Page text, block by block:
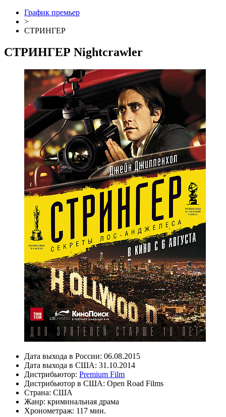
График премьер
>
СТРИНГЕР
СТРИНГЕР Nightcrawler
Дата выхода в России: 06.08.2015
Дата выхода в США: 31.10.2014
Дистрибьютор: Premium Film
Дистрибьютор в США: Open Road Films
Страна: США
Жанр: криминальная драма
Хронометраж: 117 мин.